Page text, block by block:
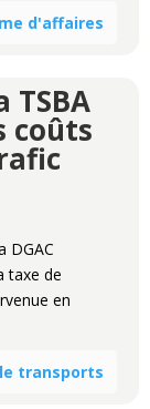
d'affaires
TSBA
coûts
DGAC
taxe de
en
transports